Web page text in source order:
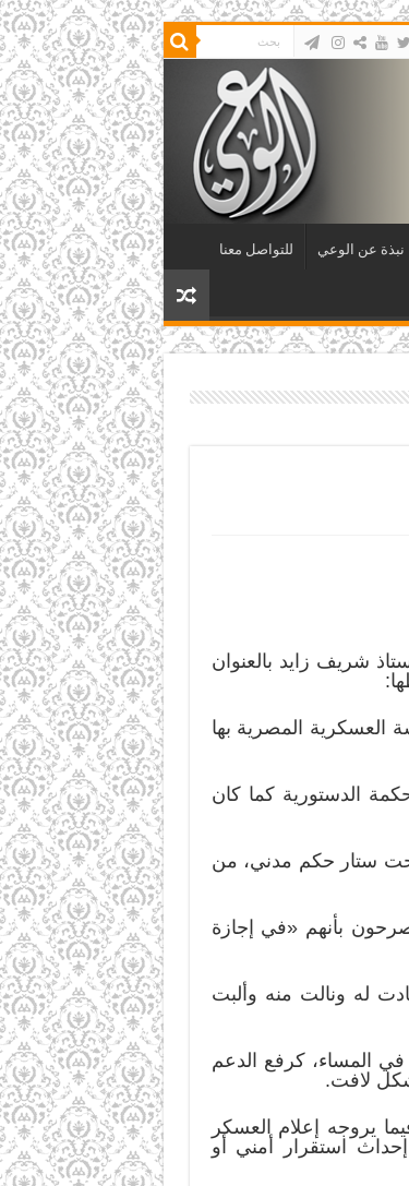
نبذة عن الوعي للتواصل معنا
شريف زايد بالعنوان
العسكرية المصرية بها
الدستورية كما كان
تحت ستار حكم مدني، من
بأنهم «في إجازة
له ونالت منه وألبت
المساء، كرفع الدعم
لافت.
يروجه إعلام العسكر
استقرار أمني أو